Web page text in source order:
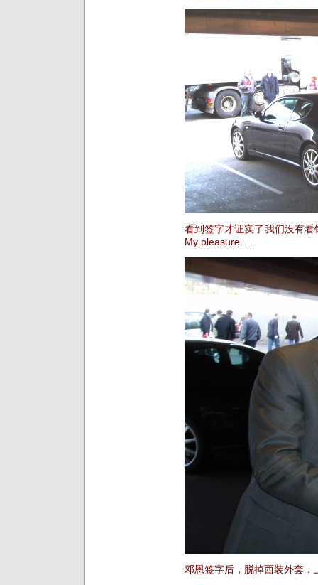
看到签字才证实了我们没有
My pleasure….
邓恩签字后，脱掉西装外套